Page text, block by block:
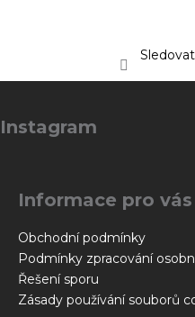
á
p
Instagram
Informace pro vás
Obchodní podmínky
Podmínky zpracování
Řešení sporu
Zásady používání souborů